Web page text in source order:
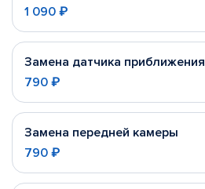
1 090 ₽
Замена датчика приближения
790 ₽
Замена передней камеры
790 ₽